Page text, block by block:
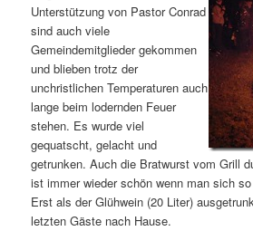
Unterstützung von Pastor Conrad
sind auch viele
Gemeindemitglieder gekommen
und blieben trotz der
unchristlichen Temperaturen auch
lange beim lodernden Feuer
stehen. Es wurde viel
gequatscht, gelacht und
getrunken. Auch die Bratwurst vom Grill
ist immer wieder schön wenn man sich
Erst als der Glühwein (20 Liter)
letzten Gäste nach Hause.